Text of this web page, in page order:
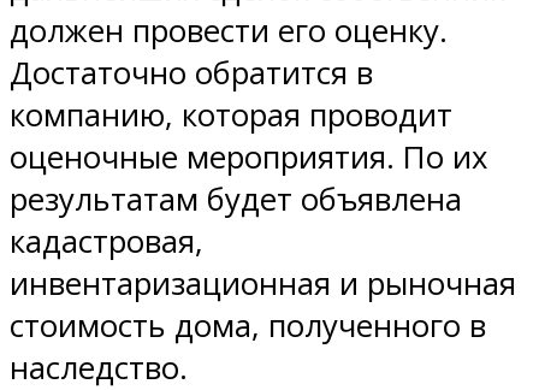
должен провести его оценку.
Достаточно обратится в
компанию, которая проводит
оценочные мероприятия. По их
результатам будет объявлена
кадастровая,
инвентаризационная и рыночная
стоимость дома, полученного в
наследство.